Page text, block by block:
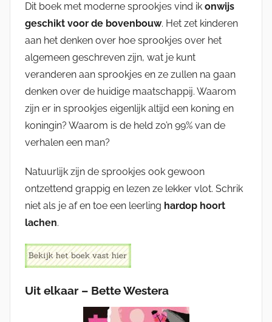
Dit boek met moderne sprookjes vind ik onwijs
geschikt voor de bovenbouw. Het zet kinderen
aan het denken over hoe sprookjes over het
algemeen geschreven zijn, wat je kunt
veranderen aan sprookjes en ze zullen na gaan
denken over de huidige maatschappij. Waarom
zijn er in sprookjes eigenlijk altijd een koning en
koningin? Waarom is de held zo’n 99% van de
verhalen een man?
Natuurlijk zijn de sprookjes ook gewoon
ontzettend grappig en lezen ze lekker vlot. Schrik
niet als je af en toe een leerling hardop hoort
lachen.
Uit elkaar – Bette Westera